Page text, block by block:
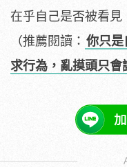
在乎自己是否被看見
（推薦閱讀： 你只是
求行為，亂摸頭只會